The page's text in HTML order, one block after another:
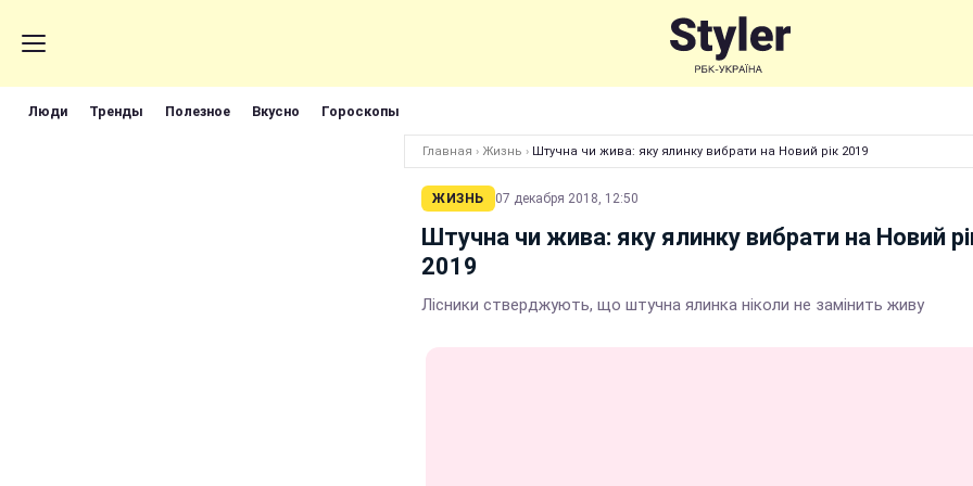
Люди Тренды Полезное Вкусно Гороскопы
Главная › Жизнь › Штучна чи жива: яку ялинку вибрати на Новий рік 2019
ЖИЗНЬ 07 декабря 2018, 12:50
Штучна чи жива: яку ялинку вибрати на Новий
2019
Лісники стверджують, що штучна ялинка ніколи не замінить живу